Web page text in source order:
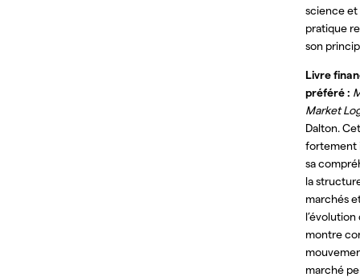
science et
pratique
son
Livre
préféré :
Market
Dalton.
fortement
sa
la
marchés
l’évolution
montre
marché